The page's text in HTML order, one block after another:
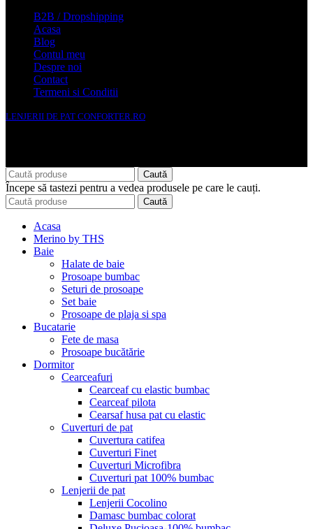
B2B / Dropshipping
Acasa
Blog
Contul meu
Despre noi
Contact
Termeni si Conditii
LENJERII DE PAT CONFORTER.RO
Caută
Începe să tastezi pentru a vedea produsele pe care le cauți.
Caută
Acasa
Merino by THS
Baie
Halate de baie
Prosoape bumbac
Seturi de prosoape
Set baie
Prosoape de plaja si spa
Bucatarie
Fete de masa
Prosoape bucătărie
Dormitor
Cearceafuri
Cearceaf cu elastic bumbac
Cearceaf pilota
Cearsaf husa pat cu elastic
Cuverturi de pat
Cuvertura catifea
Cuverturi Finet
Cuverturi Microfibra
Cuverturi pat 100% bumbac
Lenjerii de pat
Lenjerii Cocolino
Damasc bumbac colorat